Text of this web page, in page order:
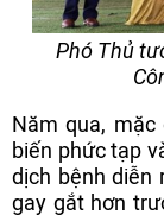
Phó Thủ
Năm qua,
biến phức tạp
dịch bệnh diễn
gay gắt hơn